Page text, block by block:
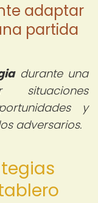
adaptar
partida
durante una
y
adversarios.